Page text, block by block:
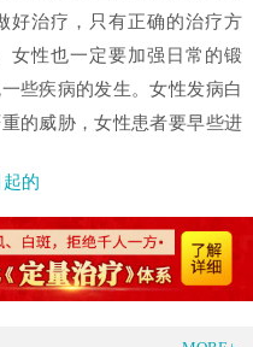
好治疗，只有正确的治疗方
女性也一定要加强日常的锻
些疾病的发生。女性发病白
的威胁，女性患者要早些进
的